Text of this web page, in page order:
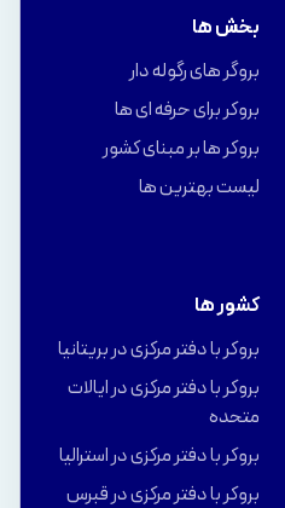
بخش ها
بروگر های رگوله دار
بروکر برای حرفه ای ها
بروکر ها بر مبنای کشور
لیست بهترین ها
کشور ها
بروکر با دفتر مرکزی در بریتانیا
بروکر با دفتر مرکزی در ایالات
متحده
بروکر با دفتر مرکزی در استرالیا
بروکر با دفتر مرکزی در قبرس